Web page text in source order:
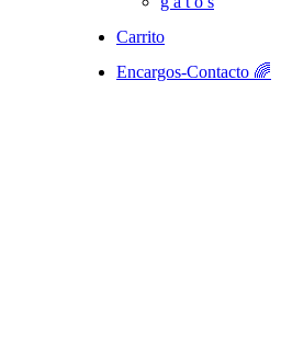
Carrito
Encargos-Contacto 🌈